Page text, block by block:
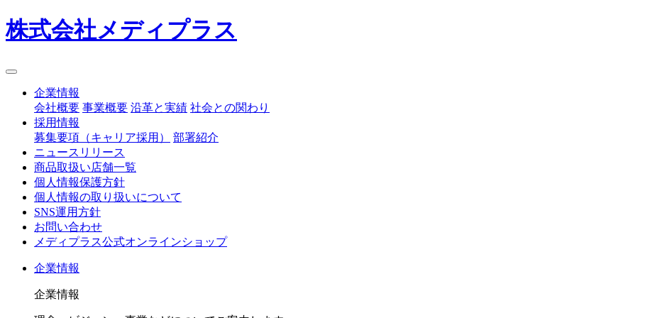
株式会社メディプラス
企業情報
会社概要 事業概要 沿革と実績 社会との関わり
採用情報
募集要項（キャリア採用）
部署紹介
ニュースリリース
商品取扱い店舗一覧
個人情報保護方針
個人情報の取り扱いについて
SNS運用方針
お問い合わせ
メディプラス公式オンラインショップ
企業情報
企業情報